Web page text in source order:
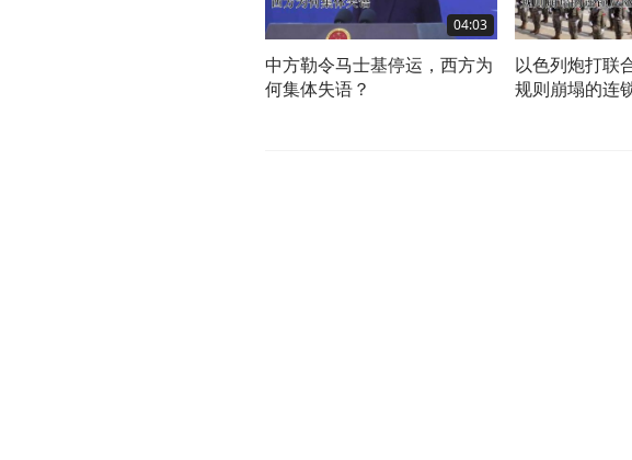
04:03
中方勒令马士基停运，西方为
何集体失语？
以色列炮打联
规则崩塌的连